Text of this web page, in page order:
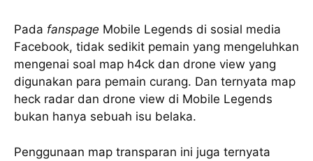
Pada fanspage Mobile Legends di sosial media
Facebook, tidak sedikit pemain yang mengeluhkan
mengenai soal map h4ck dan drone view yang
digunakan para pemain curang. Dan ternyata map
heck radar dan drone view di Mobile Legends
bukan hanya sebuah isu belaka.
Penggunaan map transparan ini juga ternyata